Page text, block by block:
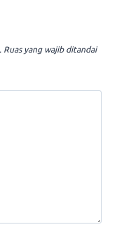
Ruas yang wajib ditandai